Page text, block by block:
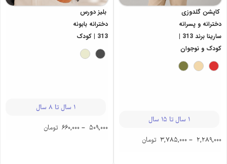
کاپشن گلدوزی
دخترانه و پسرانه
سارینا برند 313 |
کودک و نوجوان
1 سال تا 15 سال
2,289,000
–
3,785,000 تومان
بلیز دورس
دخترانه بابونه
313 | کودک
1 سال تا 8 سال
509,000
–
660,000 تومان